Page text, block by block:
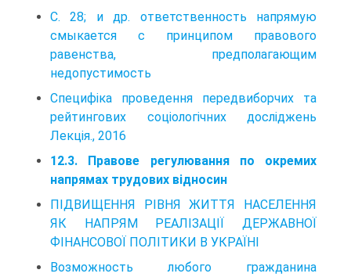
С. 28; и др. ответственность напрямую
смыкается с принципом правового
равенства, предполагающим
недопустимость
Специфіка проведення передвиборчих та
рейтингових соціологічних досліджень
Лекція., 2016
12.3. Правове регулювання по окремих
напрямах трудових відносин
ПІДВИЩЕННЯ РІВНЯ ЖИТТЯ НАСЕЛЕННЯ
ЯК НАПРЯМ РЕАЛІЗАЦІЇ ДЕРЖАВНОЇ
ФІНАНСОВОЇ ПОЛІТИКИ В УКРАЇНІ
Возможность любого гражданина